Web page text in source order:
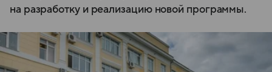
на разработку и реализацию новой программы.